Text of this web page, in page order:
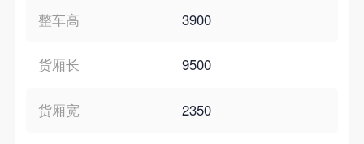
整车高 3900
货厢长 9500
货厢宽 2350